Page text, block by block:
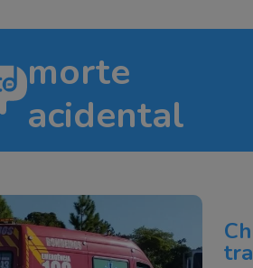
morte
acidental